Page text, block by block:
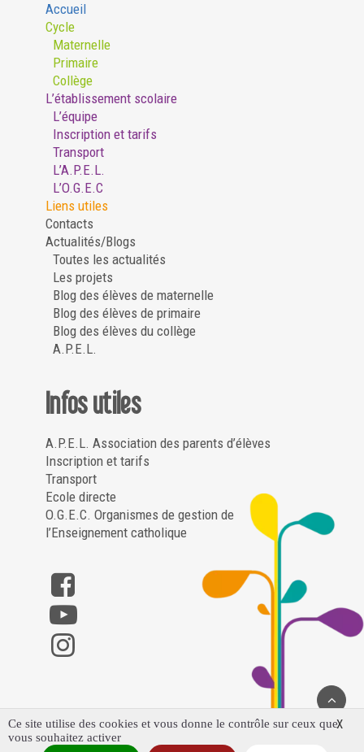
Accueil
Cycle
Maternelle
Primaire
Collège
L’établissement scolaire
L’équipe
Inscription et tarifs
Transport
L’A.P.E.L.
L’O.G.E.C
Liens utiles
Contacts
Actualités/Blogs
Toutes les actualités
Les projets
Blog des élèves de maternelle
Blog des élèves de primaire
Blog des élèves du collège
A.P.E.L.
Infos utiles
A.P.E.L. Association des parents d’élèves
Inscription et tarifs
Transport
Ecole directe
O.G.E.C. Organismes de gestion de
l’Enseignement catholique
Saint Louis Notre Dame – Poligny ©2023 – Tous droits
X
Ce site utilise des cookies et vous donne le contrôle sur ceux que
vous souhaitez activer